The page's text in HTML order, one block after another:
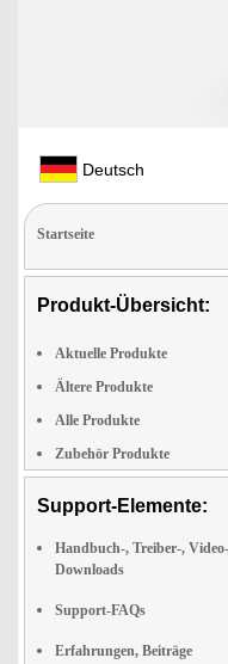
Deutsch
Startseite
Produkt-Übersicht:
Aktuelle Produkte
Ältere Produkte
Alle Produkte
Zubehör Produkte
Support-Elemente:
Handbuch-, Treiber-, Video-
Downloads
Support-FAQs
Erfahrungen, Beiträge